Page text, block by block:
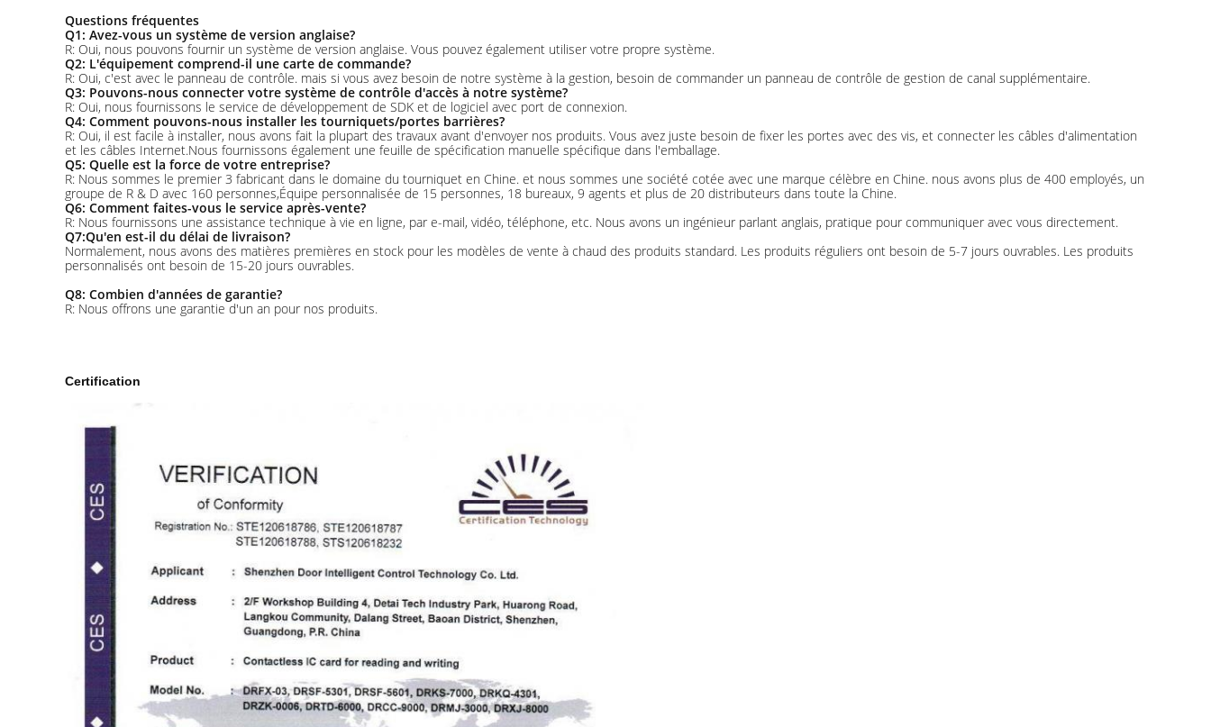
Questions fréquentes
Q1: Avez-vous un système de version anglaise?
R: Oui, nous pouvons fournir un système de version anglaise. Vous pouvez également utiliser votre propre système.
Q2: L'équipement comprend-il une carte de commande?
R: Oui, c'est avec le panneau de contrôle. mais si vous avez besoin de notre système à la gestion, besoin de commander un panneau de contrôle de gestion de canal supplémentaire.
Q3: Pouvons-nous connecter votre système de contrôle d'accès à notre système?
R: Oui, nous fournissons le service de développement de SDK et de logiciel avec port de connexion.
Q4: Comment pouvons-nous installer les tourniquets/portes barrières?
R: Oui, il est facile à installer, nous avons fait la plupart des travaux avant d'envoyer nos produits. Vous avez juste besoin de fixer les portes avec des vis, et connecter les câbles d'alimentation
et les câbles Internet.Nous fournissons également une feuille de spécification manuelle spécifique dans l'emballage.
Q5: Quelle est la force de votre entreprise?
R: Nous sommes le premier 3 fabricant dans le domaine du tourniquet en Chine. et nous sommes une société cotée avec une marque célèbre en Chine. nous avons plus de 400 employés, un
groupe de R & D avec 160 personnes,Équipe personnalisée de 15 personnes, 18 bureaux, 9 agents et plus de 20 distributeurs dans toute la Chine.
Q6: Comment faites-vous le service après-vente?
R: Nous fournissons une assistance technique à vie en ligne, par e-mail, vidéo, téléphone, etc. Nous avons un ingénieur parlant anglais, pratique pour communiquer avec vous directement.
Q7:Qu'en est-il du délai de livraison?
Normalement, nous avons des matières premières en stock pour les modèles de vente à chaud des produits standard. Les produits réguliers ont besoin de 5-7 jours ouvrables. Les produits
personnalisés ont besoin de 15-20 jours ouvrables.
Q8: Combien d'années de garantie?
R: Nous offrons une garantie d'un an pour nos produits.
Certification